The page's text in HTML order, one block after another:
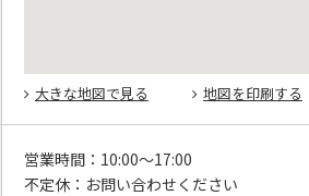
大きな地図で見る 地図を印刷する
営業時間： 10:00～17:00
不定休： お問い合わせください